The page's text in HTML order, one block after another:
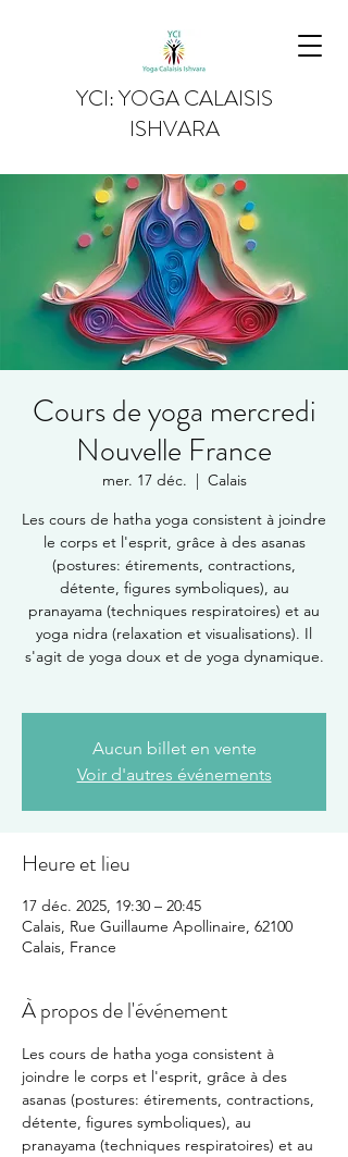
YCI: YOGA CALAISIS
ISHVARA
Cours de yoga mercredi
Nouvelle France
mer. 17 déc.
  |
Calais
Les cours de hatha yoga consistent à joindre
le corps et l'esprit, grâce à des asanas
(postures: étirements, contractions,
détente, figures symboliques), au
pranayama (techniques respiratoires) et au
yoga nidra (relaxation et visualisations). Il
s'agit de yoga doux et de yoga dynamique.
Aucun billet en vente
Voir d'autres événements
Heure et lieu
17 déc. 2025, 19:30 – 20:45
Calais, Rue Guillaume Apollinaire, 62100
Calais, France
À propos de l'événement
Les cours de hatha yoga consistent à
joindre le corps et l'esprit, grâce à des
asanas (postures: étirements, contractions,
détente, figures symboliques), au
pranayama (techniques respiratoires) et au